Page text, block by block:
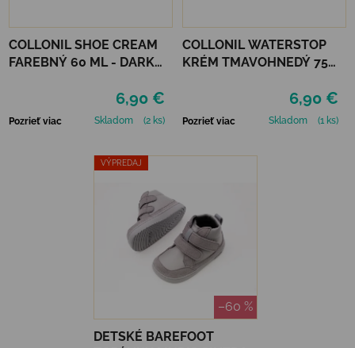
COLLONIL SHOE CREAM
FAREBNÝ 60 ML - DARK
6,90 €
Pozrieť viac Skladom (2 ks)
COLLONIL WATERSTOP
KRÉM TMAVOHNEDÝ 75
6,90 €
Pozrieť viac Skladom (1 ks)
VÝPREDAJ
–60 %
DETSKÉ BAREFOOT